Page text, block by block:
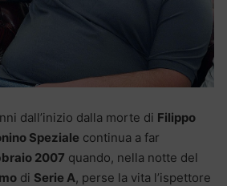
dall’inizio dalla morte di Filippo
Speziale continua a far
2007 quando, nella notte del
di Serie A, perse la vita l’ispettore